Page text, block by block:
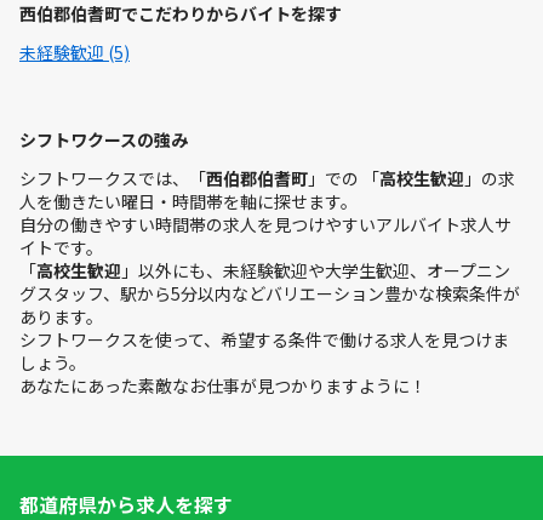
西伯郡伯耆町でこだわりからバイトを探す
未経験歓迎 (5)
シフトワクースの強み
シフトワークスでは、「西伯郡伯耆町 」での 「高校生歓迎 」の求
人を働きたい曜日・時間帯を軸に探せます。
自分の働きやすい時間帯の求人を見つけやすいアルバイト求人サ
イトです。
「高校生歓迎 」以外にも、未経験歓迎や大学生歓迎、オープニン
グスタッフ、駅から5分以内などバリエーション豊かな検索条件が
あります。
シフトワークスを使って、希望する条件で働ける求人を見つけま
しょう。
あなたにあった素敵なお仕事が見つかりますように！
都道府県から求人を探す